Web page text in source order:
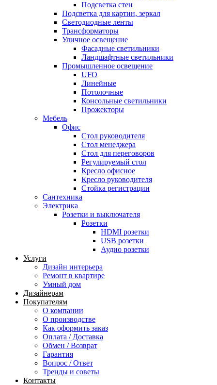
Подсветка стен
Подсветка для картин, зеркал
Светодиодные ленты
Трансформаторы
Уличное освещение
Фасадные светильники
Ландшафтные светильники
Промышленное освещение
UFO
Линейные
Потолочные
Консольные светильники
Прожекторы
Мебель
Офис
Стол руководителя
Стол менеджера
Стол для переговоров
Регулируемый стол
Кресло офисное
Кресло руководителя
Стойка регистрации
Сантехника
Электрика
Розетки и выключателя
Розетки
HDMI розетки
USB розетки
Аудио розетки
Услуги
Дизайн интерьера
Ремонт в квартире
Умный дом
Дизайнерам
Покупателям
О компании
О производстве
Как оформить заказ
Оплата / Доставка
Обмен / Возврат
Гарантия
Вопрос / Ответ
Тренды и советы
Контакты